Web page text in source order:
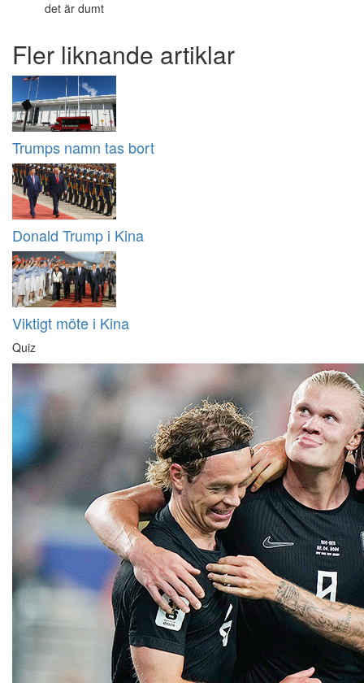
det är dumt
Fler liknande artiklar
Trumps namn tas bort
Donald Trump i Kina
Viktigt möte i Kina
Quiz